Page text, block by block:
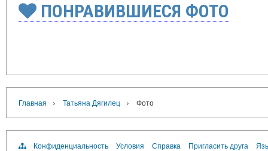
ПОНРАВИВШИЕСЯ ФОТО
Главная › Татьяна Дягилец › Фото
Конфиденциальность Условия Справка Пригласить друга